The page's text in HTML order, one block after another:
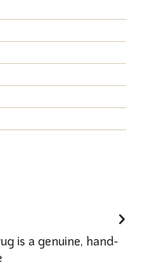
is a genuine, hand-